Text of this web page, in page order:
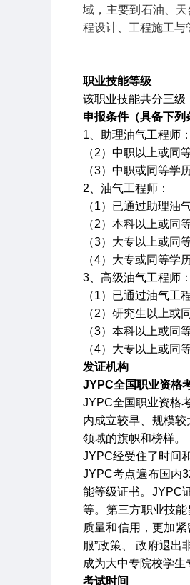
域，主要到石油、
程设计、工程施工与
职业技能等级
该职业技能共分三级
申报条件（具备下列
1 、助理油气工程师：
（2）中职以上或同
（3）中职或同等学
2 、油气工程师：
（1）已通过助理油
（2）本科以上或同
（3）大专以上或同
（4）大专或同等学
3 、高级油气工程师：
（1）已通过油气工
（2）研究生以上或
（3）本科以上或同
（4）大专以上或同
发证机构
JYPC全国职业资格
JYPC全国职业资格
内成立较早、规模较
领域的旗帜和榜样。
JYPC经受住了时间
JYPC考点遍布国内
能等级证书。 JYPC
等。第三方职业技
质量和信用，更加
服”政策、 政府退出
成为大中专院校学生
考试时间